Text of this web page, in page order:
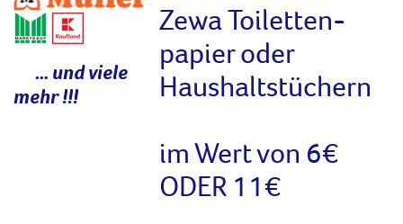
... und viele
mehr !!!
Zewa Toiletten-
papier oder
Haushaltstüchern
im Wert von 6€
ODER 11€